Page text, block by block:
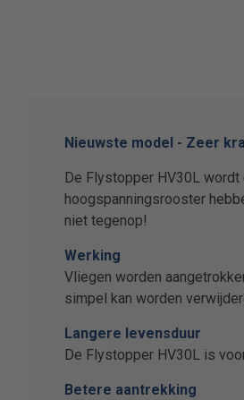
Nieuwste model - Zeer
De Flystopper HV30L
hoogspanningsrooster
niet tegenop!
Werking
Vliegen worden
simpel kan worden
Langere levensduur
De Flystopper HV30L is
Betere aantrekking